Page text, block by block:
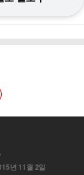
년 11월 2일